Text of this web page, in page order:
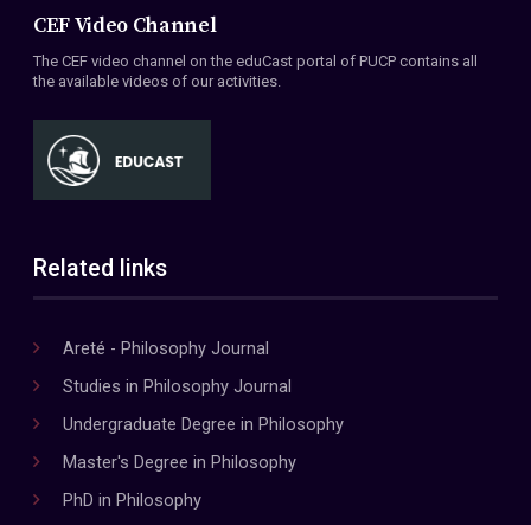
CEF Video Channel
The CEF video channel on the eduCast portal of PUCP contains all
the available videos of our activities.
Related links
Areté - Philosophy Journal
Studies in Philosophy Journal
Undergraduate Degree in Philosophy
Master's Degree in Philosophy
PhD in Philosophy